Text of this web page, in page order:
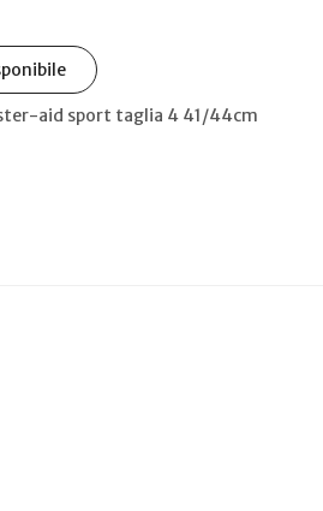
aid sport taglia 4 41/44cm